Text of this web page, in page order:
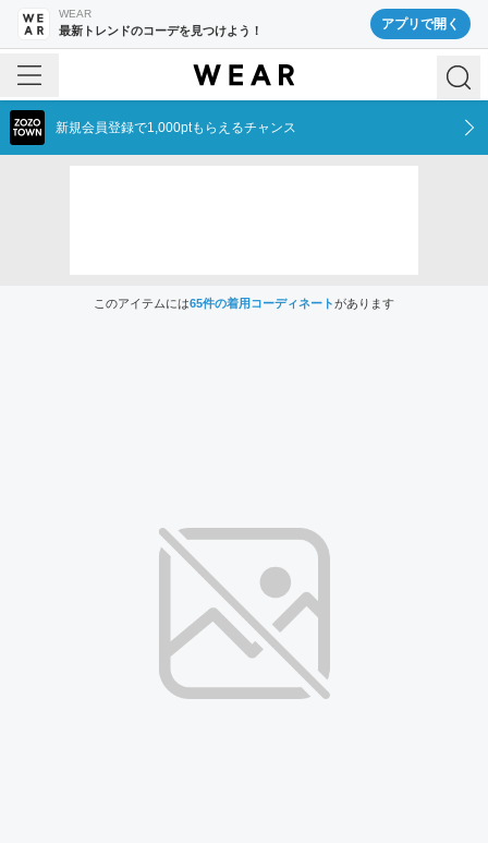
WEAR
最新トレンドのコーデを見つけよう！ アプリで開く
新規会員登録で1,000ptもらえるチャンス
このアイテムには65件の着用コーディネートがあります